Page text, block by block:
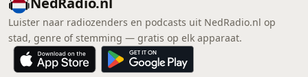
Luister naar radiozenders en podcasts uit NedRadio.nl op
stad, genre of stemming — gratis op elk apparaat.